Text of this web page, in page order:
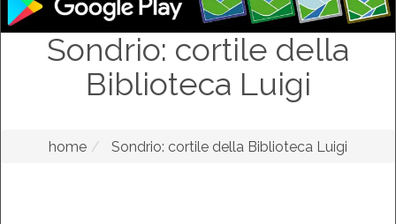
Sondrio: cortile della
Biblioteca Luigi
home Sondrio: cortile della Biblioteca Luigi